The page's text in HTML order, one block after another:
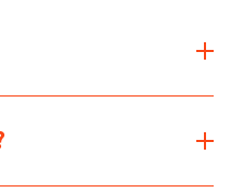
je gekoelde en
hangend vlees,
diverse